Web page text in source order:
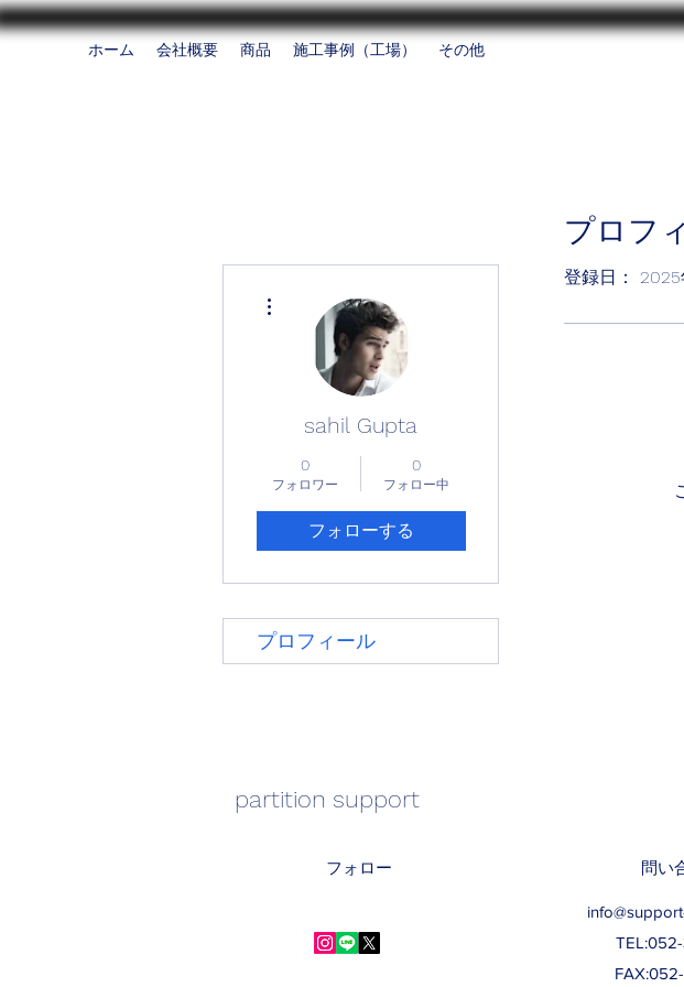
ホーム 会社概要 商品 施工事例（工場） その他
プロフ
登録日： 2025
sahil Gupta
0
フォロワー
0
フォロー中
フォローする
プロフィール
フォロー 問い